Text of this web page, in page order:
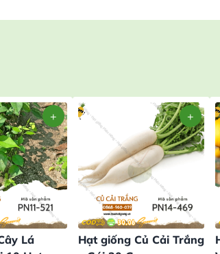
Lá
Hạt giống Củ Cải Trắng